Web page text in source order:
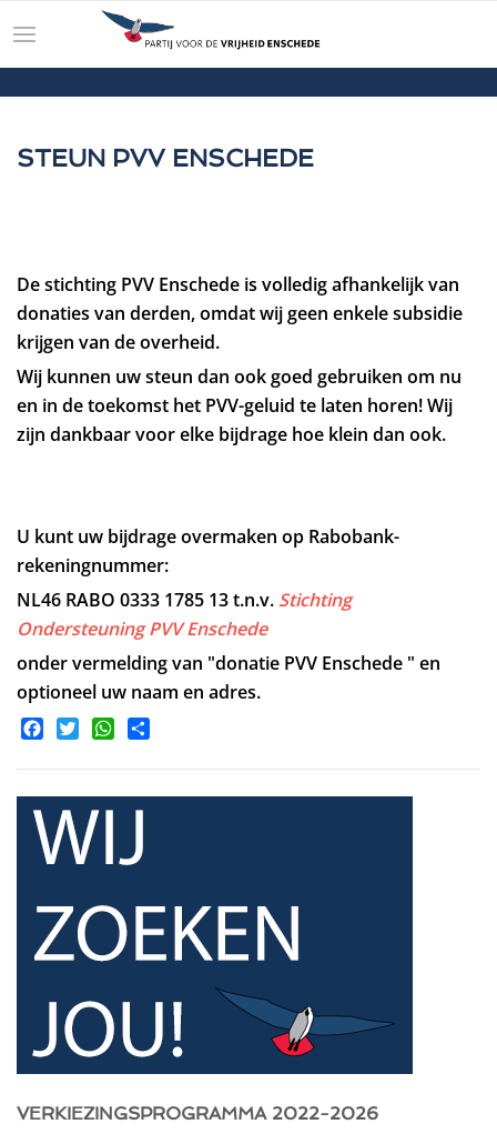
STEUN PVV ENSCHEDE
De stichting PVV Enschede is volledig afhankelijk van
donaties van derden, omdat wij geen enkele subsidie
krijgen van de overheid.
Wij kunnen uw steun dan ook goed gebruiken om nu
en in de toekomst het PVV-geluid te laten horen! Wij
zijn dankbaar voor elke bijdrage hoe klein dan ook.
U kunt uw bijdrage overmaken op Rabobank-
rekeningnummer:
NL46 RABO 0333 1785 13t.n.v. Stichting
Ondersteuning PVV Enschede
onder vermelding van "donatie PVV Enschede " en
optioneel uw naam en adres.
VERKIEZINGSPROGRAMMA 2022-2026